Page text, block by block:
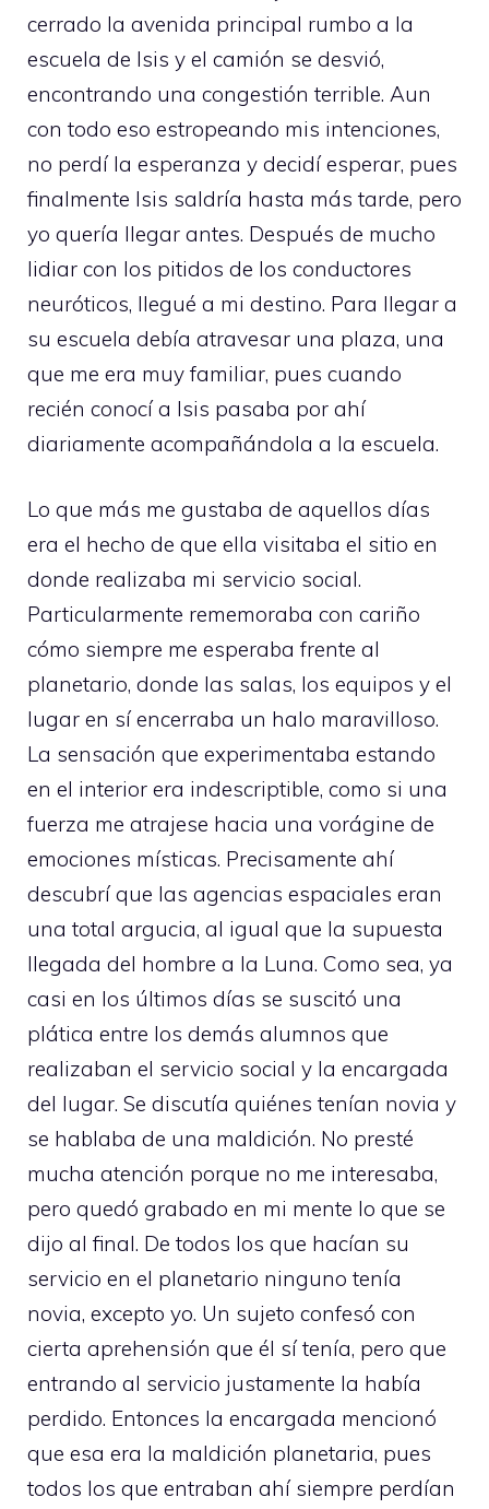
cerrado la avenida principal rumbo a la
escuela de Isis y el camión se desvió,
encontrando una congestión terrible. Aun
con todo eso estropeando mis intenciones,
no perdí la esperanza y decidí esperar, pues
finalmente Isis saldría hasta más tarde, pero
yo quería llegar antes. Después de mucho
lidiar con los pitidos de los conductores
neuróticos, llegué a mi destino. Para llegar a
su escuela debía atravesar una plaza, una
que me era muy familiar, pues cuando
recién conocí a Isis pasaba por ahí
diariamente acompañándola a la escuela.
Lo que más me gustaba de aquellos días
era el hecho de que ella visitaba el sitio en
donde realizaba mi servicio social.
Particularmente rememoraba con cariño
cómo siempre me esperaba frente al
planetario, donde las salas, los equipos y el
lugar en sí encerraba un halo maravilloso.
La sensación que experimentaba estando
en el interior era indescriptible, como si una
fuerza me atrajese hacia una vorágine de
emociones místicas. Precisamente ahí
descubrí que las agencias espaciales eran
una total argucia, al igual que la supuesta
llegada del hombre a la Luna. Como sea, ya
casi en los últimos días se suscitó una
plática entre los demás alumnos que
realizaban el servicio social y la encargada
del lugar. Se discutía quiénes tenían novia y
se hablaba de una maldición. No presté
mucha atención porque no me interesaba,
pero quedó grabado en mi mente lo que se
dijo al final. De todos los que hacían su
servicio en el planetario ninguno tenía
novia, excepto yo. Un sujeto confesó con
cierta aprehensión que él sí tenía, pero que
entrando al servicio justamente la había
perdido. Entonces la encargada mencionó
que esa era la maldición planetaria, pues
todos los que entraban ahí siempre perdían